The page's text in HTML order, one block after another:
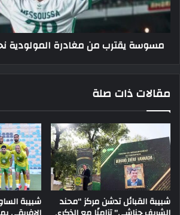
الخليج
مسوسة يقترب من مغادرة المولودية
مقالات ذات صلة
شبيبة القبائل تدشن مركز “محند شبيبة